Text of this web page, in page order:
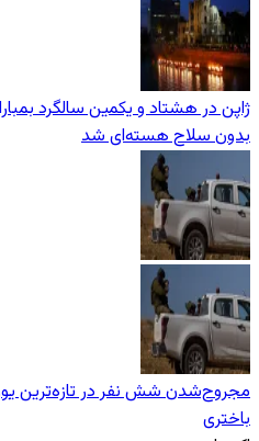
ژاپن در هشتاد و یکمین سالگرد
بدون سلاح هسته‌ای شد
مجروح‌شدن شش نفر در تازه‌‌ترین
باختری